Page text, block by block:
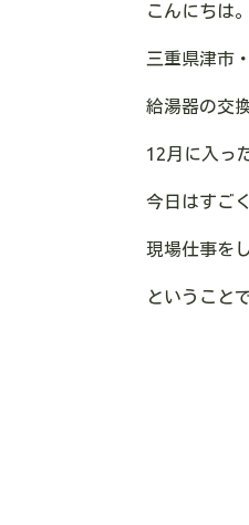
こんにちは。
三重県津市
給湯器の交
12月に入っ
今日はすご
現場仕事を
ということ